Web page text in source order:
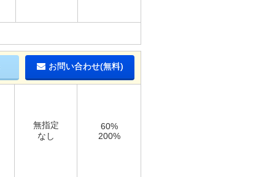
お問い合わせ(無料)
無指定
なし
60%
200%